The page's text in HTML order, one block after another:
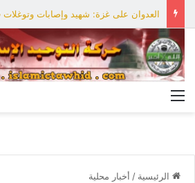
الرئيسية / أخبار محلية